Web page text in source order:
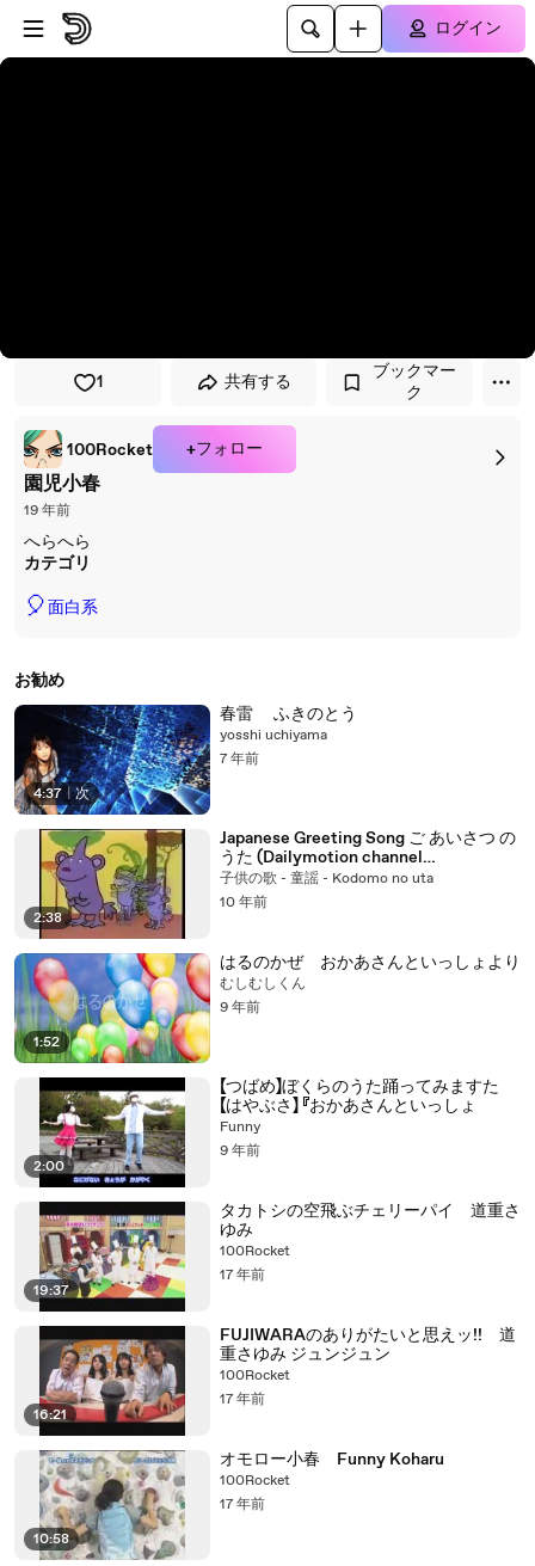
プレイヤーにスキップ
メインコンテンツにスキップ
ログイン
1 共有する
ブックマー
ク
100Rocket +フォロー
園児小春
19 年前
へらへら
カテゴリ
🎈面白系
お勧め
4:37 | 次
春雷 ふきのとう
yosshi uchiyama
7 年前
2:38
Japanese Greeting Song ご あいさつ の
うた (Dailymotion channel
JapaneseChildrenSongs)
子供の歌 - 童謡 - Kodomo no uta
10 年前
1:52
はるのかぜ おかあさんといっしょより
むしむしくん
9 年前
2:00
【つばめ】ぼくらのうた踊ってみますた
【はやぶさ】 『おかあさんといっしょ
Funny
9 年前
19:37
タカトシの空飛ぶチェリーパイ 道重さ
ゆみ
100Rocket
17 年前
16:21
FUJIWARAのありがたいと思えッ!! 道
重さゆみ ジュンジュン
100Rocket
17 年前
10:58
オモロー小春 Funny Koharu
100Rocket
17 年前